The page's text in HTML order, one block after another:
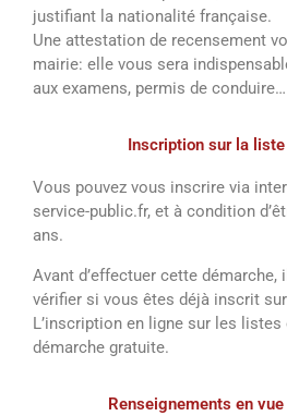
justifiant la nationalité française.
Une attestation de recensement
mairie: elle vous sera
aux examens, permis de conduire…
Inscription sur la
Vous pouvez vous inscrire via
service-public.fr, et à condition
ans.
Avant d’effectuer cette
vérifier si vous êtes déjà inscrit
L’inscription en ligne sur les
démarche gratuite.
Renseignements en